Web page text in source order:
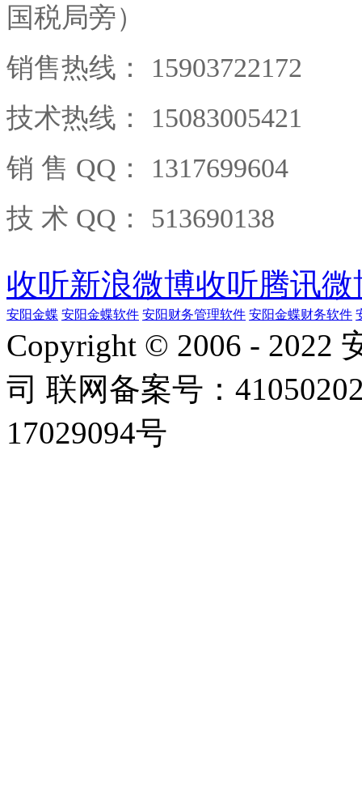
国税局旁）
销售热线： 15903722172
技术热线： 15083005421
销 售 QQ： 1317699604
技 术 QQ： 513690138
收听新浪微博收听腾讯微
安阳金蝶 安阳金蝶软件 安阳财务管理软件 安阳金蝶财务软件
Copyright © 2006 - 2022
司 联网备案号：
17029094号